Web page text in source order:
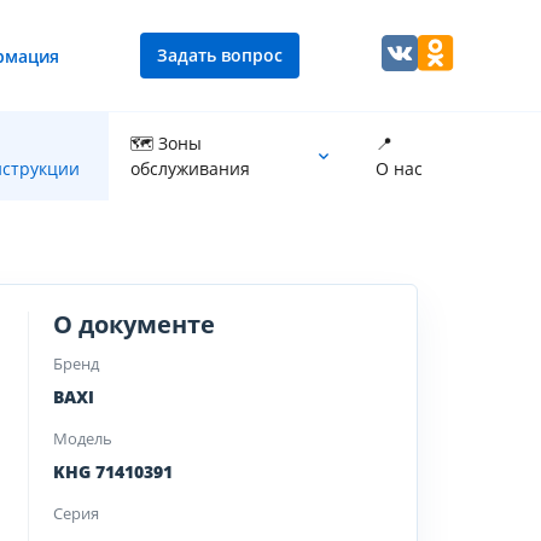
Задать вопрос
🗺 Зоны
обслуживания
📍
О нас
О документе
Бренд
BAXI
Модель
KHG 71410391
Серия